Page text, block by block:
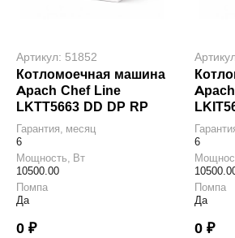
Артикул: 51852
Котломоечная машина
Apach Chef Line
LKTT5663 DD DP RP
Гарантия, месяц
6
Мощность, Вт
10500.00
Помпа
Да
0 ₽
6
Помпа
Да
0 ₽